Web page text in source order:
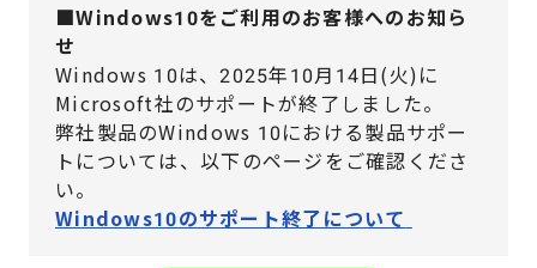
■Windows10をご利用のお客様へのお知ら
せ
Windows 10は、2025年10月14日(火)に
Microsoft社のサポートが終了しました。
弊社製品のWindows 10における製品サポー
トについては、 以下のページをご確認くださ
い。
Windows10のサポート終了について